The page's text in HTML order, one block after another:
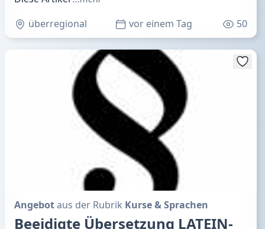
überregional
vor einem Tag 50
Angebotaus der Rubrik Kurse & Sprachen
Beeidigte Übersetzung LATEIN-